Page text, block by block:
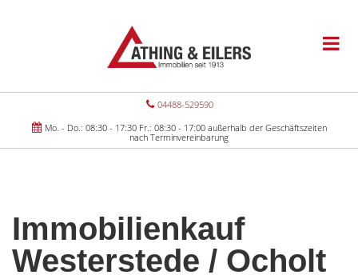
04488-529590
Mo. - Do.: 08:30 - 17:30 Fr.: 08:30 - 17:00 außerhalb der Geschäftszeiten
nach Terminvereinbarung
Immobilienkauf
Westerstede / Ocholt